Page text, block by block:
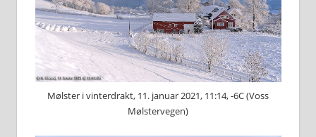
Mølster i vinterdrakt, 11. januar 2021, 11:14, -6C (Voss
Mølstervegen)